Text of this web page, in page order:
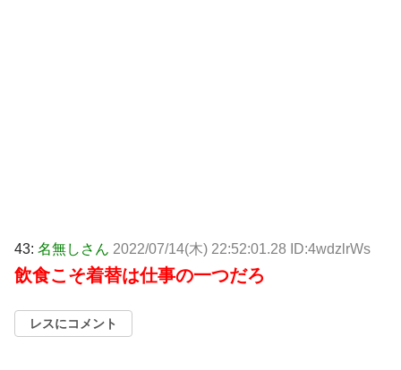
43: 名無しさん 2022/07/14(木) 22:52:01.28 ID:4wdzlrWs
飲食こそ着替は仕事の一つだろ
レスにコメント